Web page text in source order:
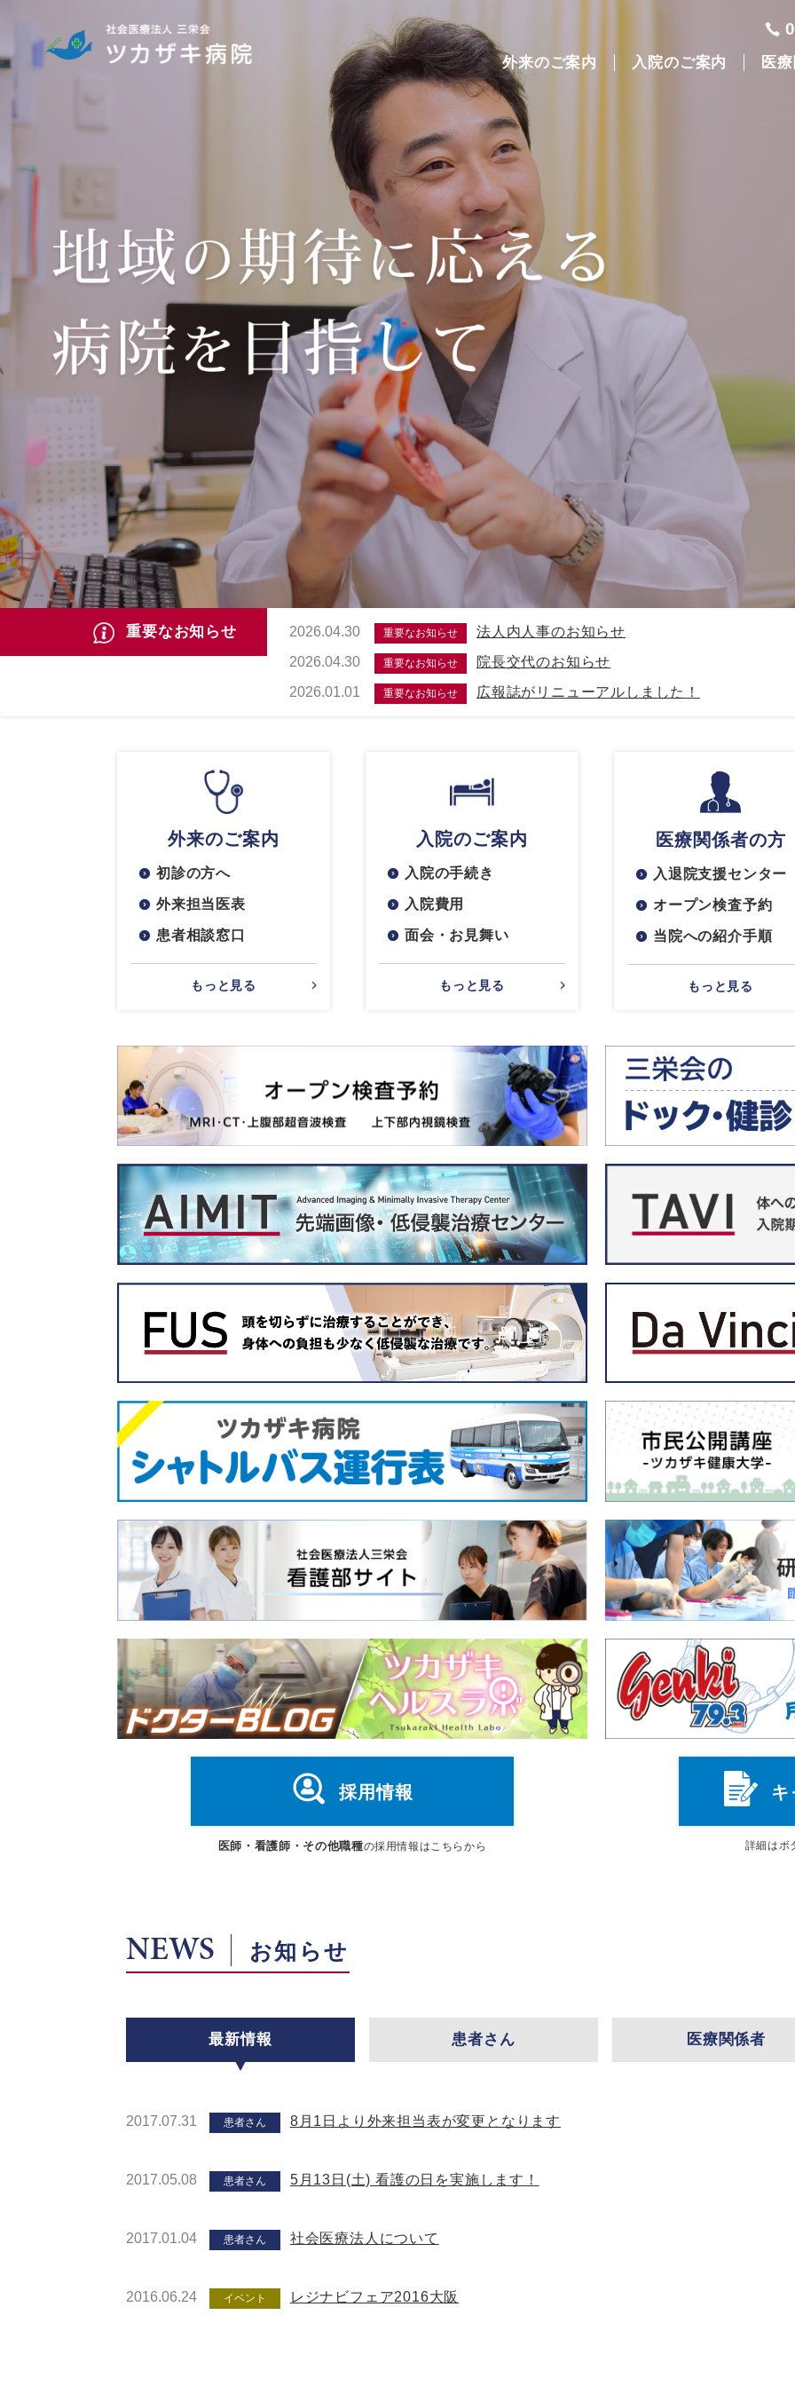
外来のご案内 入院のご案内 医
重要なお知らせ 2026.04.30 重要なお知らせ
法人内人事のお知らせ
2026.04.30
重要なお知らせ
院長交代のお知らせ
2026.01.01
重要なお知らせ 広報誌がリニューアルしました！
外来のご案内
初診の方へ
外来担当医表
患者相談窓口
もっと見る
入院のご案内
入院の手続き
入院費用
面会・お見舞い
もっと見る
医療関係者の方
入退院支援センター
オープン検査予約
当院への紹介手順
もっと見る
採用情報
医師・看護師・その他職種の採用情報はこちらから
キ
詳細はボ
NEWS お知らせ
最新情報 患者さん 医療関係者
2017.07.31 患者さん 8月1日より外来担当表が変更となります
2017.05.08 患者さん 5月13日(土) 看護の日を実施します！
2017.01.04 患者さん 社会医療法人について
2016.06.24 イベント レジナビフェア2016大阪